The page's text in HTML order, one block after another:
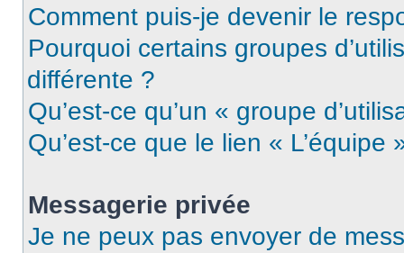
Comment puis-je devenir le
Pourquoi certains groupes
différente ?
Qu’est-ce qu’un « groupe
Qu’est-ce que le lien « L’équipe
Messagerie privée
Je ne peux pas envoyer de